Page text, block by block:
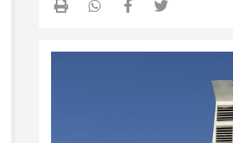
يونس ينظم لقاءً
يطلق حملة